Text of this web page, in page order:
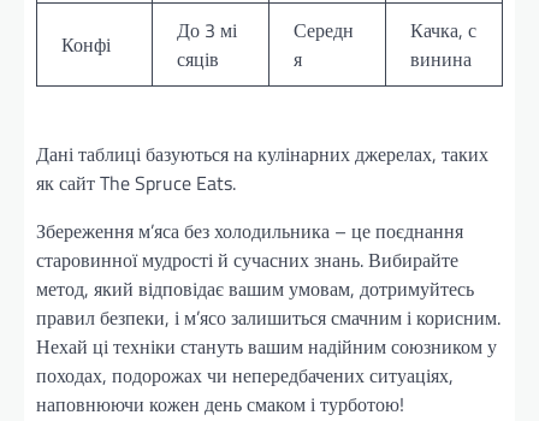
Конфі
До 3 мі
сяців
Середн
я
Качка, с
винина
Дані таблиці базуються на кулінарних джерелах, таких
як сайт The Spruce Eats.
Збереження м’яса без холодильника – це поєднання
старовинної мудрості й сучасних знань. Вибирайте
метод, який відповідає вашим умовам, дотримуйтесь
правил безпеки, і м’ясо залишиться смачним і корисним.
Нехай ці техніки стануть вашим надійним союзником у
походах, подорожах чи непередбачених ситуаціях,
наповнюючи кожен день смаком і турботою!